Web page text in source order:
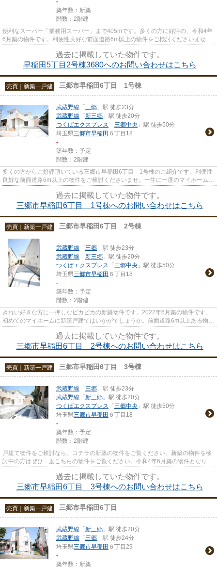
-
築年数：新築
階数：2階建
便利なスーパー「業務用スーパー」まで405mです。多くの方に好評の、令和4年
6月築の物件です。利便性良好な前面道路6m以上の物件をご検討くださいませ。
過去に掲載していた物件です。
早稲田5丁目2号棟3680へのお問い合わせはこちら
売買｜新築一戸建 三郷市早稲田6丁目 1号棟
武蔵野線 「 三郷 」駅 徒歩23分
武蔵野線 「 新三郷 」駅 徒歩20分
つくばエクスプレス 「 三郷中央 」駅 徒歩50分
埼玉県三郷市早稲田 ６丁目18
-
築年数：予定
階数：2階建
多くの方からご好評頂いている三郷市早稲田6丁目 1号棟のご紹介です。利便性
良好な前面道路6m以上の物件をご検討くださいませ。一生に一度のマイホーム探
過去に掲載していた物件です。
三郷市早稲田6丁目 1号棟へのお問い合わせはこちら
売買｜新築一戸建 三郷市早稲田6丁目 2号棟
武蔵野線 「 三郷 」駅 徒歩23分
武蔵野線 「 新三郷 」駅 徒歩20分
つくばエクスプレス 「 三郷中央 」駅 徒歩50分
埼玉県三郷市早稲田 ６丁目18
-
築年数：予定
階数：2階建
きれい好きな方に一押しなピカピカの新築物件です。2022年6月築の物件です。
初めてのマイホームに新築戸建てはいかがでしょうか。前面道路6m以上ある物件
過去に掲載していた物件です。
三郷市早稲田6丁目 2号棟へのお問い合わせはこちら
売買｜新築一戸建 三郷市早稲田6丁目 3号棟
武蔵野線 「 三郷 」駅 徒歩23分
武蔵野線 「 新三郷 」駅 徒歩20分
つくばエクスプレス 「 三郷中央 」駅 徒歩50分
埼玉県三郷市早稲田 ６丁目18
-
築年数：予定
階数：2階建
戸建て物件をご検討なら、コチラの新築の物件をご覧ください。新築の物件を検
討中の方はぜひ一度こちらの物件をご覧ください。令和4年6月築の物件となり、
過去に掲載していた物件です。
三郷市早稲田6丁目 3号棟へのお問い合わせはこちら
売買｜新築一戸建 三郷市早稲田6丁目
武蔵野線 「 新三郷 」駅 徒歩20分
武蔵野線 「 三郷 」駅 徒歩24分
埼玉県三郷市早稲田 ６丁目29
-
築年数：新築